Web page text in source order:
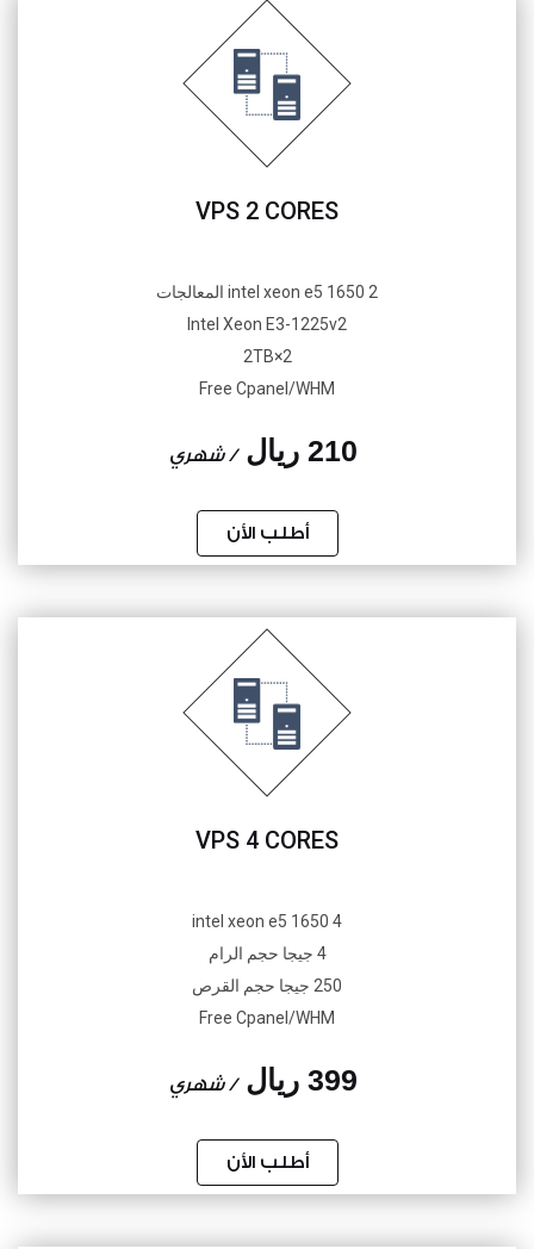
VPS 2 CORES
2 intel xeon e5 1650 المعالجات
Intel Xeon E3-1225v2
2×2TB
Free Cpanel/WHM
210 ريال / شهري
أطلب الأن
VPS 4 CORES
4 intel xeon e5 1650
4 جيجا حجم الرام
250 جيجا حجم القرص
Free Cpanel/WHM
399 ريال / شهري
أطلب الأن